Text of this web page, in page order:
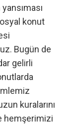
konut
Bugün de
gelirli
kuralarını
hemşerimizi